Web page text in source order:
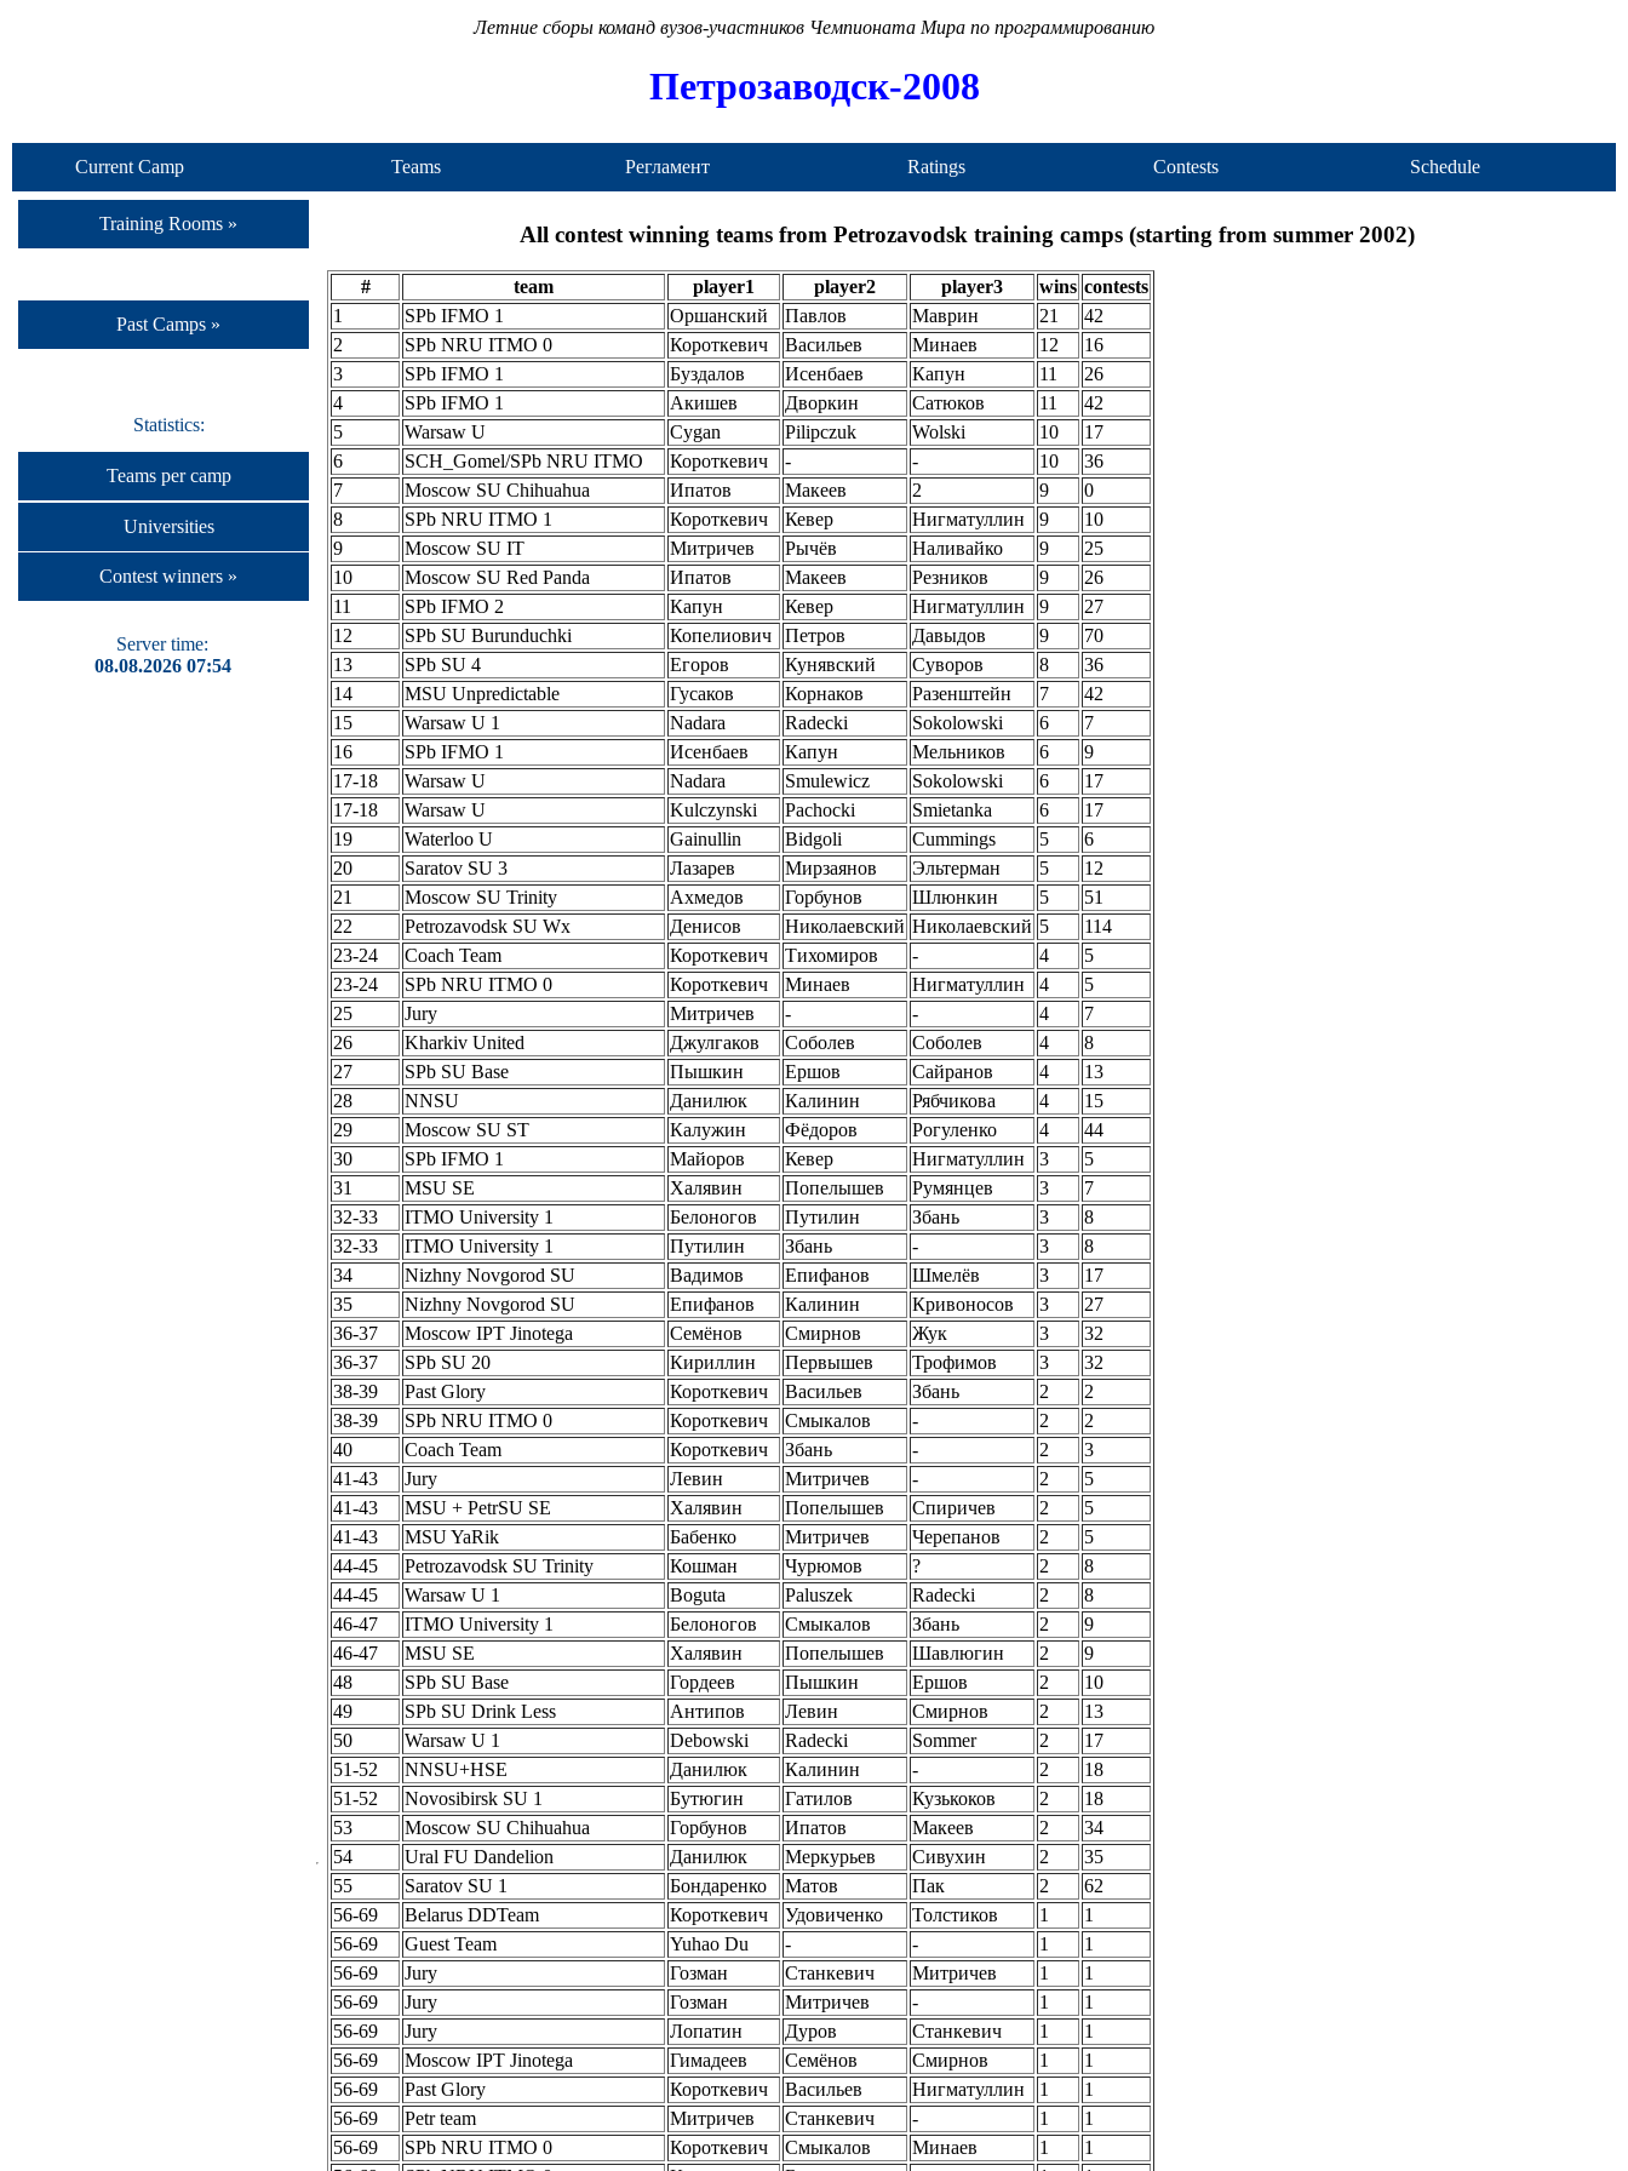
Летние сборы команд вузов-участников Чемпионата Мира по программированию
Петрозаводск-2008
Current Camp Teams Регламент Ratings Contests Schedule
Training Rooms »
Past Camps »
Statistics:
Teams per camp
Universities
Contest winners »
Server time:
08.08.2026 07:54
All contest winning teams from Petrozavodsk training camps (starting from summer 2002)
# team player1 player2 player3 wins contests
1
SPb IFMO 1 Оршанский Павлов Маврин 21
42
2
SPb NRU ITMO 0 Короткевич Васильев Минаев 12
16
3
SPb IFMO 1 Буздалов Исенбаев Капун 11
26
4
SPb IFMO 1 Акишев Дворкин Cатюков 11
42
5
Warsaw U Cygan Pilipczuk Wolski 10
17
6
SCH_Gomel/SPb NRU ITMO Короткевич - - 10
36
7
Moscow SU Chihuahua Ипатов Макеев 2 9
0
8
SPb NRU ITMO 1 Короткевич Кевер Нигматуллин 9
10
9
Moscow SU IT Митричев Рычёв Наливайко 9
25
10
Moscow SU Red Panda Ипатов Макеев Резников 9
26
11
SPb IFMO 2 Капун Кевер Нигматуллин 9
27
12
SPb SU Burunduchki Копелиович Петров Давыдов 9
70
13
SPb SU 4 Егоров Кунявский Суворов 8
36
14
MSU Unpredictable Гусаков Корнаков Разенштейн 7
42
15
Warsaw U 1 Nadara Radecki Sokolowski 6
7
16
SPb IFMO 1 Исенбаев Капун Мельников 6
9
17-18
Warsaw U Nadara Smulewicz Sokolowski 6
17
17-18
Warsaw U Kulczynski Pachocki Smietanka 6
17
19
Waterloo U Gainullin Bidgoli Cummings 5
6
20
Saratov SU 3 Лазарев Мирзаянов Эльтерман 5
12
21
Moscow SU Trinity Ахмедов Горбунов Шлюнкин 5
51
22
Petrozavodsk SU Wx Денисов Николаевский Николаевский 5
114
23-24
Coach Team Короткевич Тихомиров - 4
5
23-24
SPb NRU ITMO 0 Короткевич Минаев Нигматуллин 4
5
25
Jury Митричев - - 4
7
26
Kharkiv United Джулгаков Соболев Соболев 4
8
27
SPb SU Base Пышкин Ершов Сайранов 4
13
28
NNSU Данилюк Калинин Рябчикова 4
15
29
Moscow SU ST Калужин Фёдоров Рогуленко 4
44
30
SPb IFMO 1 Майоров Кевер Нигматуллин 3
5
31
MSU SE Халявин Попелышев Румянцев 3
7
32-33
ITMO University 1 Белоногов Путилин Збань 3
8
32-33
ITMO University 1 Путилин Збань - 3
8
34
Nizhny Novgorod SU Вадимов Епифанов Шмелёв 3
17
35
Nizhny Novgorod SU Епифанов Калинин Кривоносов 3
27
36-37
Moscow IPT Jinotega Семёнов Смирнов Жук 3
32
36-37
SPb SU 20 Кириллин Первышев Трофимов 3
32
38-39
Past Glory Короткевич Васильев Збань 2
2
38-39
SPb NRU ITMO 0 Короткевич Смыкалов - 2
2
40
Coach Team Короткевич Збань - 2
3
41-43
Jury Левин Митричев - 2
5
41-43
MSU + PetrSU SE Халявин Попелышев Спиричев 2
5
41-43
MSU YaRik Бабенко Митричев Черепанов 2
5
44-45
Petrozavodsk SU Trinity Кошман Чурюмов ? 2
8
44-45
Warsaw U 1 Boguta Paluszek Radecki 2
8
46-47
ITMO University 1 Белоногов Смыкалов Збань 2
9
46-47
MSU SE Халявин Попелышев Шавлюгин 2
9
48
SPb SU Base Гордеев Пышкин Ершов 2
10
49
SPb SU Drink Less Антипов Левин Смирнов 2
13
50
Warsaw U 1 Debowski Radecki Sommer 2
17
51-52
NNSU+HSE Данилюк Калинин - 2
18
51-52
Novosibirsk SU 1 Бутюгин Гатилов Кузькоков 2
18
53
Moscow SU Chihuahua Горбунов Ипатов Макеев 2
34
54
Ural FU Dandelion Данилюк Меркурьев Сивухин 2
35
55
Saratov SU 1 Бондаренко Матов Пак 2
62
56-69
Belarus DDTeam Короткевич Удовиченко Толстиков 1
1
56-69
Guest Team Yuhao Du - - 1
1
56-69
Jury Гозман Станкевич Митричев 1
1
56-69
Jury Гозман Митричев - 1
1
56-69
Jury Лопатин Дуров Станкевич 1
1
56-69
Moscow IPT Jinotega Гимадеев Семёнов Смирнов 1
1
56-69
Past Glory Короткевич Васильев Нигматуллин 1
1
56-69
Petr team Митричев Станкевич - 1
1
56-69
SPb NRU ITMO 0 Короткевич Смыкалов Минаев 1
1